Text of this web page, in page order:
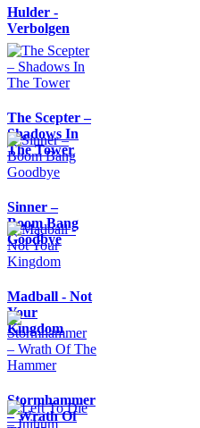
Hulder -
Verbolgen
The Scepter –
Shadows In
The Tower
Sinner –
Boom Bang
Goodbye
Madball - Not
Your
Kingdom
Stormhammer
– Wrath Of